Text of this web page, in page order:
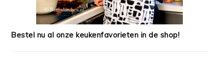
Bestel nu al onze keukenfavorieten in de shop!